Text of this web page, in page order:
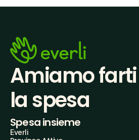
Amiamo farti
la spesa
Spesa insieme
Everli